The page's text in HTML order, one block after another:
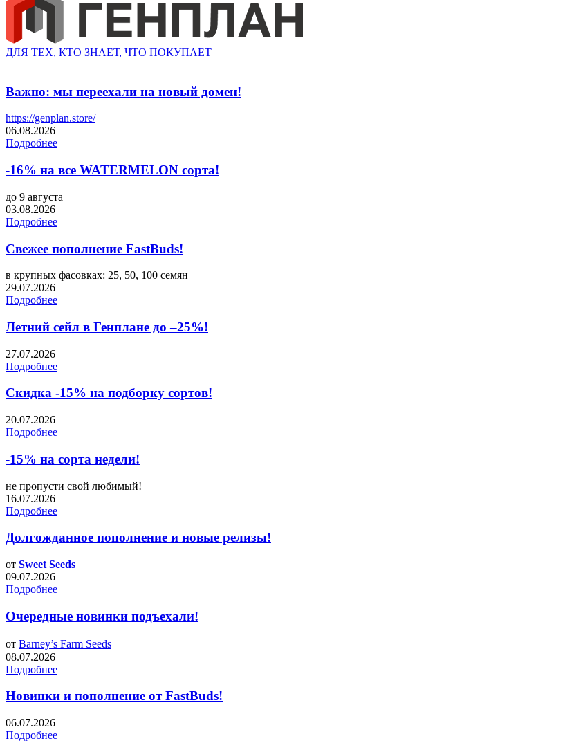
ДЛЯ ТЕХ, КТО ЗНАЕТ, ЧТО ПОКУПАЕТ
Важно: мы переехали на новый домен!
https://genplan.store/
06.08.2026
Подробнее
-16% на все WATERMELON сорта!
до 9 августа
03.08.2026
Подробнее
Свежее пополнение FastBuds!
в крупных фасовках: 25, 50, 100 семян
29.07.2026
Подробнее
Летний сейл в Генплане до –25%!
27.07.2026
Подробнее
Скидка -15% на подборку сортов!
20.07.2026
Подробнее
-15% на сорта недели!
не пропусти свой любимый!
16.07.2026
Подробнее
Долгожданное пополнение и новые релизы!
от Sweet Seeds
09.07.2026
Подробнее
Очередные новинки подъехали!
от Barney’s Farm Seeds
08.07.2026
Подробнее
Новинки и пополнение от FastBuds!
06.07.2026
Подробнее